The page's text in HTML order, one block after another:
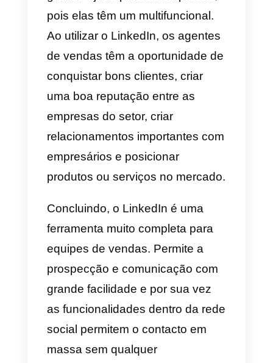
dessa plataforma é que ela
possui muitos recursos
além da integração de seus
canais de comunicação para
vendas. Uma dessas
funcionalidades é o roteamento
automático, que automatiza o
recebimento de mensagens e as
primeiras respostas aos clientes,
bem como o redirecionamento
mensagens.
Por outro lado, possui notas e
rótulos internos, também possui
recursos multidispositivo e